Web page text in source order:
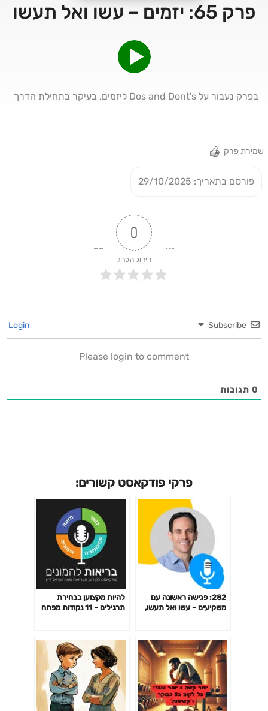
פרק 65: יזמים – עשו ואל תעשו
בפרק נעבור על Dos and Dont's ליזמים, בעיקר בתחילת הדרך
שמירת פרק
פורסם בתאריך: 29/10/2025
0
דירוג הפרק
Subscribe
Please login to comment
0 תגובות
פרקי פודקאסט קשורים:
282: פגישה ראשונה עם
משקיעים – עשו ואל תעשו,
להיות מקצוען בבחירת
תרגילים – 11 נקודות מפתח